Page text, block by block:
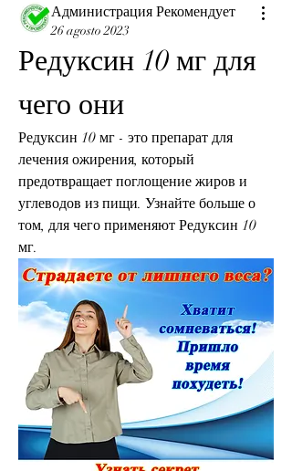
Администрация Рекомендует
26 agosto 2023
Редуксин 10 мг для
чего они
Редуксин 10 мг - это препарат для
лечения ожирения, который
предотвращает поглощение жиров и
углеводов из пищи. Узнайте больше о
том, для чего применяют Редуксин 10
мг.